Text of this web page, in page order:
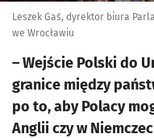
Leszek Gaś, dyrektor biura
we Wrocławiu
– Wejście Polski do
granice między
po to, aby Polacy
Anglii czy w